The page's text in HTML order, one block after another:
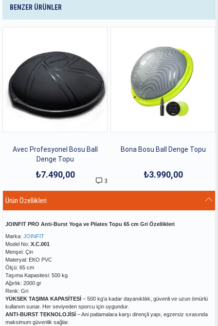
BENZER ÜRÜNLER
Avec Profesyonel Bosu Ball
Denge Topu
3
₺7.490,00
Bona Bosu Ball Denge Topu
₺3.990,00
Ürün Özellikleri
JOINFIT PRO Anti-Burst Yoga ve Pilates Topu 65 cm Gri Özellikleri
Marka: JOINFIT
Model No: X.C.001
Menşei: Çin
Materyal: EKO PVC
Ölçü: 65 cm
Taşıma Kapasitesi: 500 kg
Ağırlık: 2000 gr
Renk: Gri
YÜKSEK TAŞIMA KAPASİTESİ – 500 kg’a kadar dayanıklılık, güvenli ve uzun ömürlü
kullanım sunar. Her seviyeden sporcu için uygundur.
ANTI-BURST TEKNOLOJİSİ – Ani patlamalara karşı dirençli yapı, egzersiz sırasında
maksimum güvenlik sağlar.